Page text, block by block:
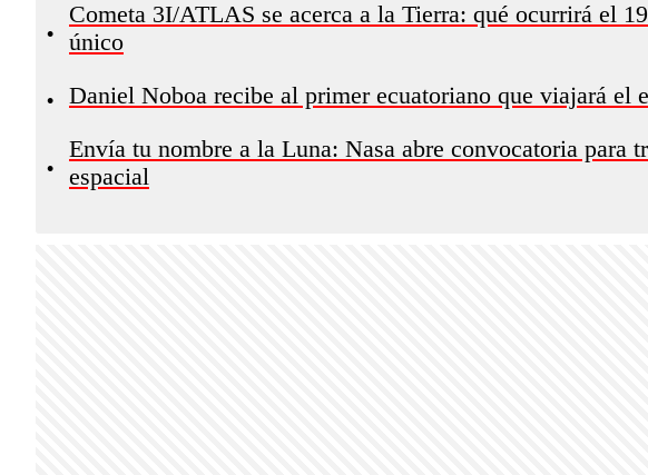
•
Cometa 3I/ATLAS se acerca a la Tierra: qué ocurrirá el
único
• Daniel Noboa recibe al primer ecuatoriano que viajará el
•
Envía tu nombre a la Luna: Nasa abre convocatoria para
espacial